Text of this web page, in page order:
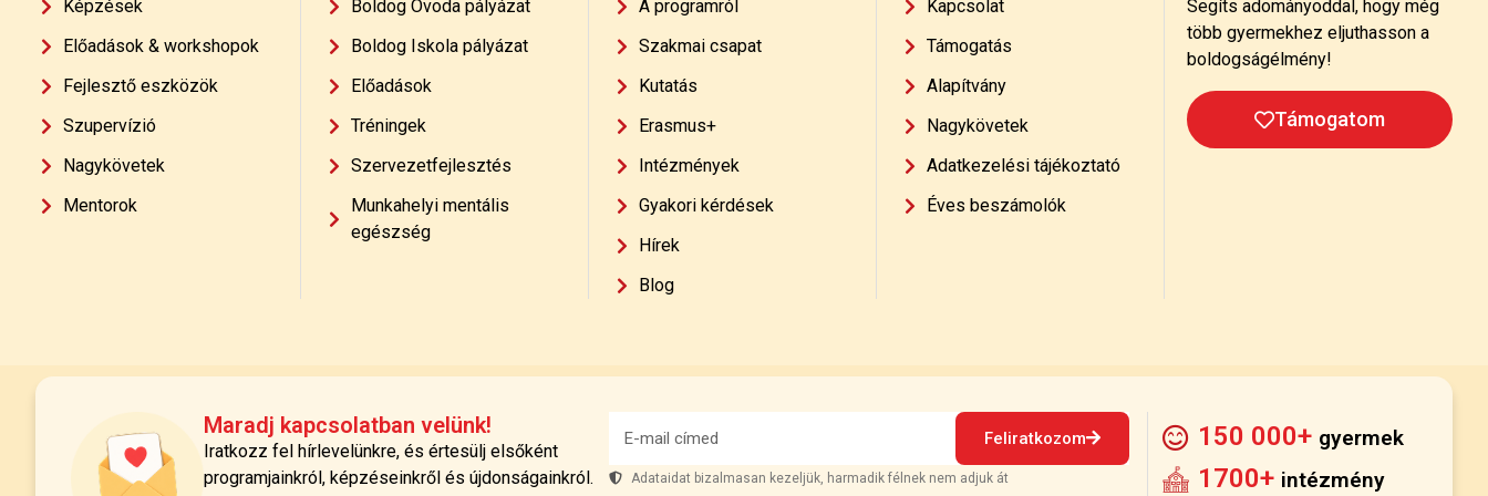
Képzések
Előadások & workshopok
Fejlesztő eszközök
Szupervízió
Nagykövetek
Mentorok
Boldog Óvoda pályázat
Boldog Iskola pályázat
Előadások
Tréningek
Szervezetfejlesztés
Munkahelyi mentális
egészség
A programról
Szakmai csapat
Kutatás
Erasmus+
Intézmények
Gyakori kérdések
Hírek
Blog
Kapcsolat
Támogatás
Alapítvány
Nagykövetek
Adatkezelési tájékoztató
Éves beszámolók
Segíts adományoddal, hogy még
több gyermekhez eljuthasson a
boldogságélmény!
Támogatom
Maradj kapcsolatban velünk!
Iratkozz fel hírlevelünkre, és értesülj elsőként
programjainkról, képzéseinkről és újdonságainkról.
Feliratkozom
Adataidat bizalmasan kezeljük, harmadik félnek nem adjuk át
150 000+ gyermek
1700+ intézmény